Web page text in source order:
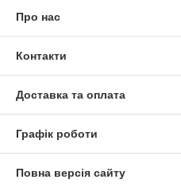
Про нас
Контакти
Доставка та оплата
Графік роботи
Повна версія сайту